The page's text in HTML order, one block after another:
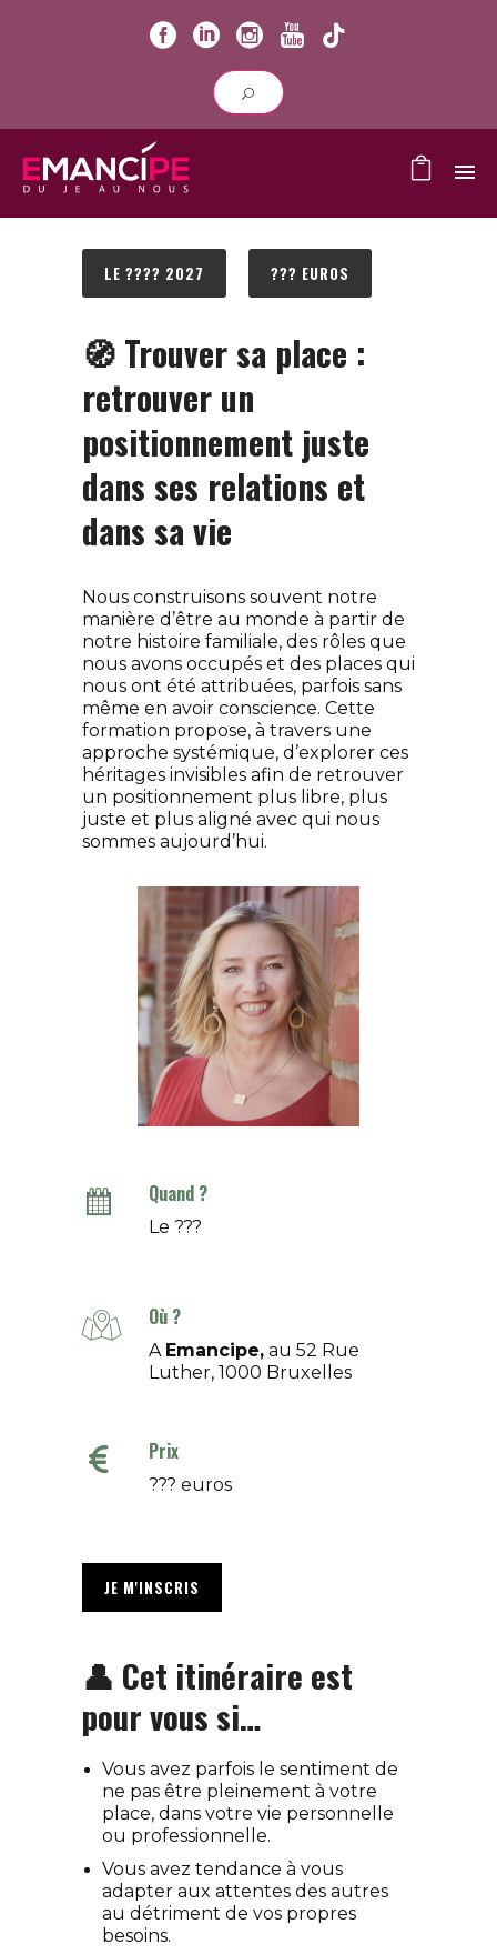
LE ???? 2027 ??? EUROS
🧭 Trouver sa place :
retrouver un
positionnement juste
dans ses relations et
dans sa vie
Nous construisons souvent notre
manière d’être au monde à partir de
notre histoire familiale, des rôles que
nous avons occupés et des places qui
nous ont été attribuées, parfois sans
même en avoir conscience. Cette
formation propose, à travers une
approche systémique, d’explorer ces
héritages invisibles afin de retrouver
un positionnement plus libre, plus
juste et plus aligné avec qui nous
sommes aujourd’hui.
Nicole Schumascher
Coach, Formatrice
Quand ?
Le ???
Où ?
A Emancipe, au 52 Rue
Luther, 1000 Bruxelles
Prix
??? euros
JE M'INSCRIS
👤 Cet itinéraire est
pour vous si…
Vous avez parfois le sentiment de
ne pas être pleinement à votre
place, dans votre vie personnelle
ou professionnelle.
Vous avez tendance à vous
adapter aux attentes des autres
au détriment de vos propres
besoins.